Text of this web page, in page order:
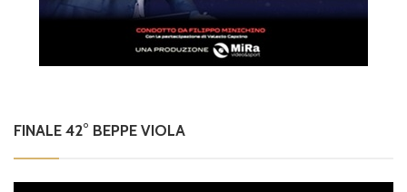
FINALE 42° BEPPE VIOLA